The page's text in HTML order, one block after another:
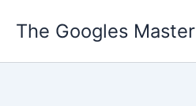
The Googles Master